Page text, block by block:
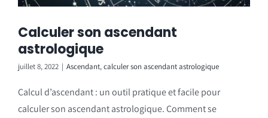
Calculer son ascendant
astrologique
juillet 8, 2022 | Ascendant,calculer son ascendant astrologique
Calcul d’ascendant : un outil pratique et facile pour
calculer son ascendant astrologique. Comment se